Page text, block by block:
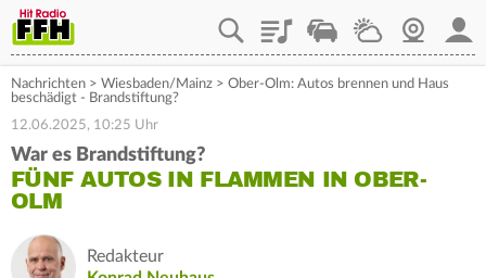
PlaylistStaupilotWetterWebcam
Nachrichten > Wiesbaden/Mainz > Ober-Olm: Autos brennen und Haus
beschädigt - Brandstiftung?
12.06.2025, 10:25 Uhr
War es Brandstiftung?
FÜNF AUTOS IN FLAMMEN IN OBER-
OLM
Redakteur